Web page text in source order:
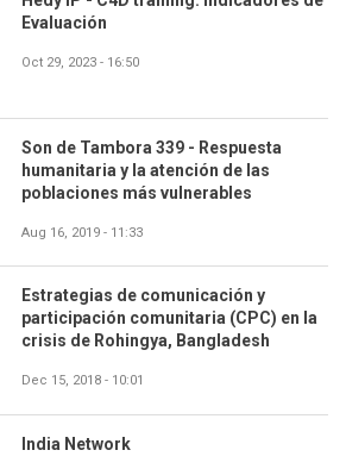
Evaluación
Oct 29, 2023 - 16:50
Son de Tambora 339 - Respuesta
humanitaria y la atención de las
poblaciones más vulnerables
Aug 16, 2019 - 11:33
Estrategias de comunicación y
participación comunitaria (CPC) en la
crisis de Rohingya, Bangladesh
Dec 15, 2018 - 10:01
India Network